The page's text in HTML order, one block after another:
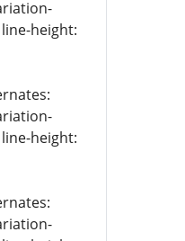
height:
height: